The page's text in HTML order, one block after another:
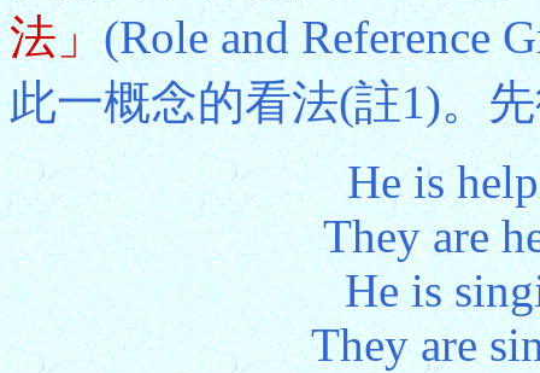
法」(Role and Reference
此一概念的看法(註1)。
He is
They are
He is
They are